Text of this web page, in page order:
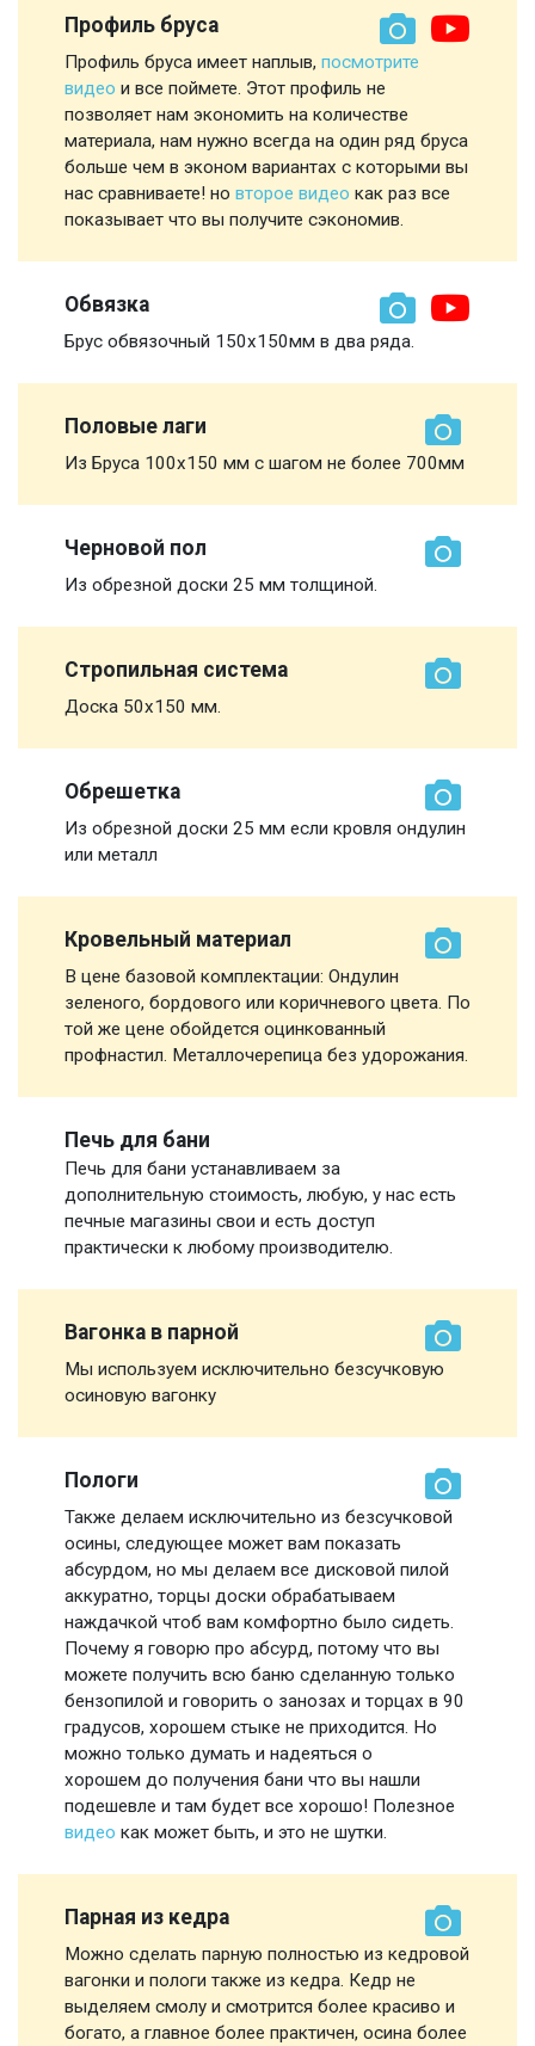
Профиль бруса
Профиль бруса имеет наплыв, посмотрите
видео и все поймете. Этот профиль не
позволяет нам экономить на количестве
материала, нам нужно всегда на один ряд бруса
больше чем в эконом вариантах с которыми вы
нас сравниваете! но второе видео как раз все
показывает что вы получите сэкономив.
Обвязка
Брус обвязочный 150х150мм в два ряда.
Половые лаги
Из Бруса 100х150 мм с шагом не более 700мм
Черновой пол
Из обрезной доски 25 мм толщиной.
Стропильная система
Доска 50х150 мм.
Обрешетка
Из обрезной доски 25 мм если кровля ондулин
или металл
Кровельный материал
В цене базовой комплектации: Ондулин
зеленого, бордового или коричневого цвета. По
той же цене обойдется оцинкованный
профнастил. Металлочерепица без удорожания.
Печь для бани
Печь для бани устанавливаем за
дополнительную стоимость, любую, у нас есть
печные магазины свои и есть доступ
практически к любому производителю.
Вагонка в парной
Мы используем исключительно безсучковую
осиновую вагонку
Пологи
Также делаем исключительно из безсучковой
осины, следующее может вам показать
абсурдом, но мы делаем все дисковой пилой
аккуратно, торцы доски обрабатываем
наждачкой чтоб вам комфортно было сидеть.
Почему я говорю про абсурд, потому что вы
можете получить всю баню сделанную только
бензопилой и говорить о занозах и торцах в 90
градусов, хорошем стыке не приходится. Но
можно только думать и надеяться о
хорошем до получения бани что вы нашли
подешевле и там будет все хорошо! Полезное
видео как может быть, и это не шутки.
Парная из кедра
Можно сделать парную полностью из кедровой
вагонки и пологи также из кедра. Кедр не
выделяем смолу и смотрится более красиво и
богато, а главное более практичен, осина более